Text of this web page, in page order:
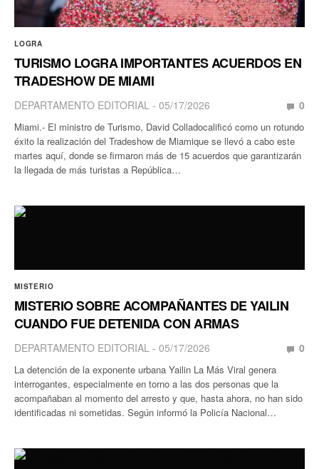
LOGRA
TURISMO LOGRA IMPORTANTES ACUERDOS EN
TRADESHOW DE MIAMI
DEPARTAMENTO EDITORIAL 05/17/2026 0
Miami.- El ministro de Turismo, David Colladocalificó como un rotundo
éxito la realización del Tradeshow de Miamique se llevó a cabo este
martes aquí, donde se firmaron más de 15 acuerdos que garantizarán
la llegada de más turistas a República…
MISTERIO
MISTERIO SOBRE ACOMPAÑANTES DE YAILIN
CUANDO FUE DETENIDA CON ARMAS
DEPARTAMENTO EDITORIAL 05/17/2026 0
La detención de la exponente urbana Yailin La Más Viral genera
interrogantes, especialmente en torno a las dos personas que la
acompañaban al momento del arresto y que, hasta ahora, no han sido
identificadas ni sometidas. Según informó la Policía Nacional…